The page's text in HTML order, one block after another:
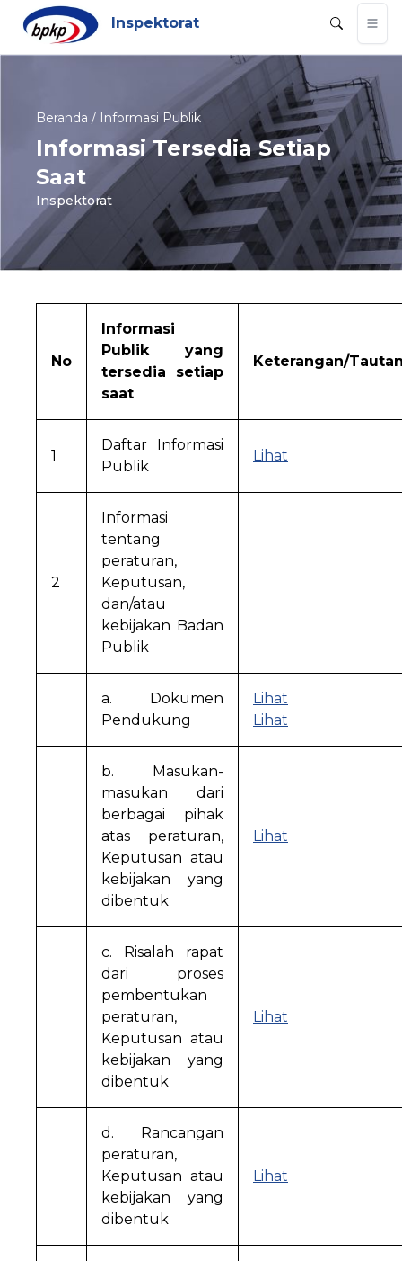
Inspektorat
Beranda / Informasi Publik
Informasi Tersedia Setiap
Saat
Inspektorat
No
Informasi
Publik yang
tersedia setiap
saat
Keterangan/
1
Daftar Informasi
Publik
Lihat
2
Informasi
tentang
peraturan,
Keputusan,
dan/atau
kebijakan Badan
Publik
a. Dokumen
Pendukung
Lihat
Lihat
b. Masukan-
masukan dari
berbagai pihak
atas peraturan,
Keputusan atau
kebijakan yang
dibentuk
Lihat
c. Risalah rapat
dari proses
pembentukan
peraturan,
Keputusan atau
kebijakan yang
dibentuk
Lihat
d. Rancangan
peraturan,
Keputusan atau
kebijakan yang
dibentuk
Lihat